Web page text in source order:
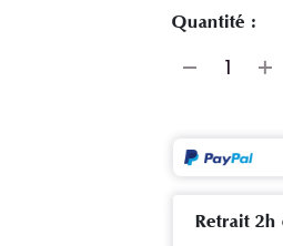
Quantité :
Retrait 2h